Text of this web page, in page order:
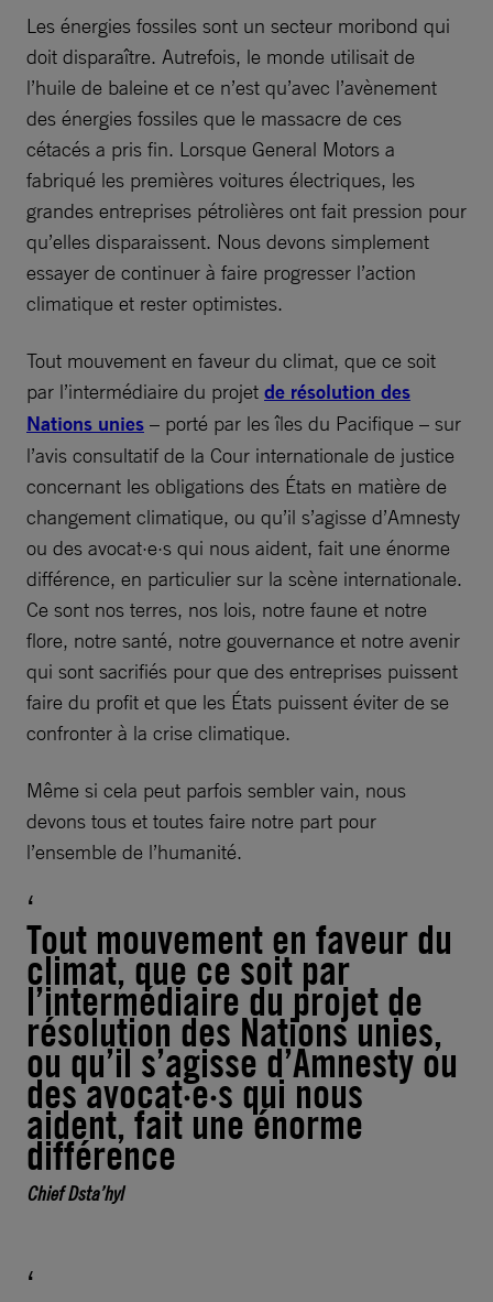
Les énergies fossiles sont un secteur moribond qui
doit disparaître. Autrefois, le monde utilisait de
l’huile de baleine et ce n’est qu’avec l’avènement
des énergies fossiles que le massacre de ces
cétacés a pris fin. Lorsque General Motors a
fabriqué les premières voitures électriques, les
grandes entreprises pétrolières ont fait pression pour
qu’elles disparaissent. Nous devons simplement
essayer de continuer à faire progresser l’action
climatique et rester optimistes.
Tout mouvement en faveur du climat, que ce soit
par l’intermédiaire du projet de résolution des
Nations unies – porté par les îles du Pacifique – sur
l’avis consultatif de la Cour internationale de justice
concernant les obligations des États en matière de
changement climatique, ou qu’il s’agisse d’Amnesty
ou des avocat·e·s qui nous aident, fait une énorme
différence, en particulier sur la scène internationale.
Ce sont nos terres, nos lois, notre faune et notre
flore, notre santé, notre gouvernance et notre avenir
qui sont sacrifiés pour que des entreprises puissent
faire du profit et que les États puissent éviter de se
confronter à la crise climatique.
Même si cela peut parfois sembler vain, nous
devons tous et toutes faire notre part pour
l’ensemble de l’humanité.
Tout mouvement en faveur du
climat, que ce soit par
l’intermédiaire du projet de
résolution des Nations unies,
ou qu’il s’agisse d’Amnesty ou
des avocat·e·s qui nous
aident, fait une énorme
différence
Chief Dsta’hyl